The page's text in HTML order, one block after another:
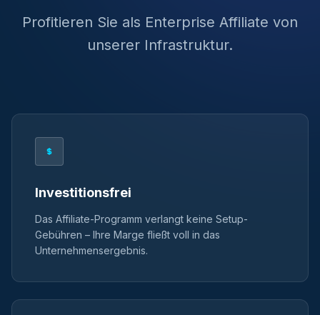
Profitieren Sie als Enterprise Affiliate von
unserer Infrastruktur.
Investitionsfrei
Das Affiliate-Programm verlangt keine Setup-
Gebühren – Ihre Marge fließt voll in das
Unternehmensergebnis.